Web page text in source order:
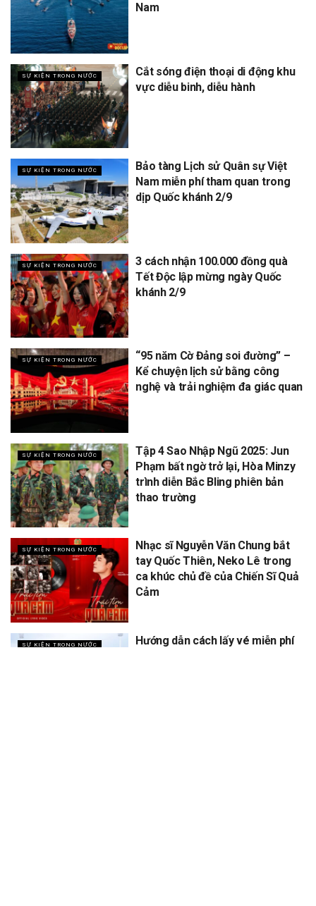
Nam
SỰ KIỆN TRONG NƯỚC
Cắt sóng điện thoại di động khu
vực diễu binh, diễu hành
SỰ KIỆN TRONG NƯỚC
Bảo tàng Lịch sử Quân sự Việt
Nam miễn phí tham quan trong
dịp Quốc khánh 2/9
SỰ KIỆN TRONG NƯỚC
3 cách nhận 100.000 đồng quà
Tết Độc lập mừng ngày Quốc
khánh 2/9
SỰ KIỆN TRONG NƯỚC
“95 năm Cờ Đảng soi đường” –
Kể chuyện lịch sử bằng công
nghệ và trải nghiệm đa giác quan
SỰ KIỆN TRONG NƯỚC
Tập 4 Sao Nhập Ngũ 2025: Jun
Phạm bất ngờ trở lại, Hòa Minzy
trình diễn Bắc Bling phiên bản
thao trường
SỰ KIỆN TRONG NƯỚC
Nhạc sĩ Nguyễn Văn Chung bắt
tay Quốc Thiên, Neko Lê trong
ca khúc chủ đề của Chiến Sĩ Quả
Cảm
SỰ KIỆN TRONG NƯỚC
Hướng dẫn cách lấy vé miễn phí